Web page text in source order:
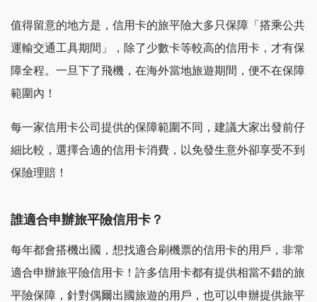
值得留意的地方是，信用卡的旅平險大多只保障「搭乘公共
運輸交通工具期間」，除了少數卡等較高的信用卡，才有保
障全程。一旦下了飛機，在海外當地旅遊期間，便不在保障
範圍內！
每一家信用卡公司提供的保障範圍不同，建議大家出發前仔
細比較，選擇合適的信用卡消費，以免發生意外卻享受不到
保險理賠！
誰適合申辦旅平險信用卡？
每年都會搭機出國，想找適合刷機票的信用卡的用戶，非常
適合申辦旅平險信用卡！許多信用卡都有提供相當不錯的旅
平險保障，針對偶爾出國旅遊的用戶，也可以申辦提供旅平